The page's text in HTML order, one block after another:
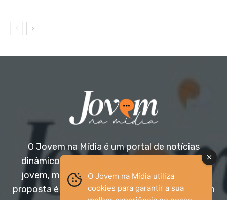
O Jovem na Mídia é um portal de notícias
dinâmico e acessível, voltado para o público
jovem, mas aberto a todas as idades. Nossa
proposta é trazer informação relevante com um
O Jovem na Mídia utiliza
cookies para garantir a sua